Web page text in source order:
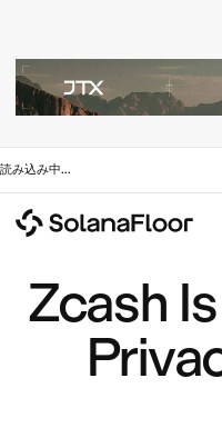
読み込み中...
Zcash